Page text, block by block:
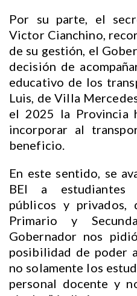
Por su parte, el
Victor Cianchino,
de su gestión, el
decisión de
educativo de los
Luis, de Villa
el 2025 la Provincia
incorporar al
beneficio.
En este sentido, se
BEI a estudiantes
públicos y privados,
Primario y
Gobernador nos
posibilidad de poder
no solamente los
personal docente y